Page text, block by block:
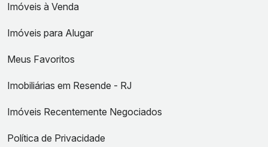
Imóveis à Venda
Imóveis para Alugar
Meus Favoritos
Imobiliárias em Resende - RJ
Imóveis Recentemente Negociados
Política de Privacidade